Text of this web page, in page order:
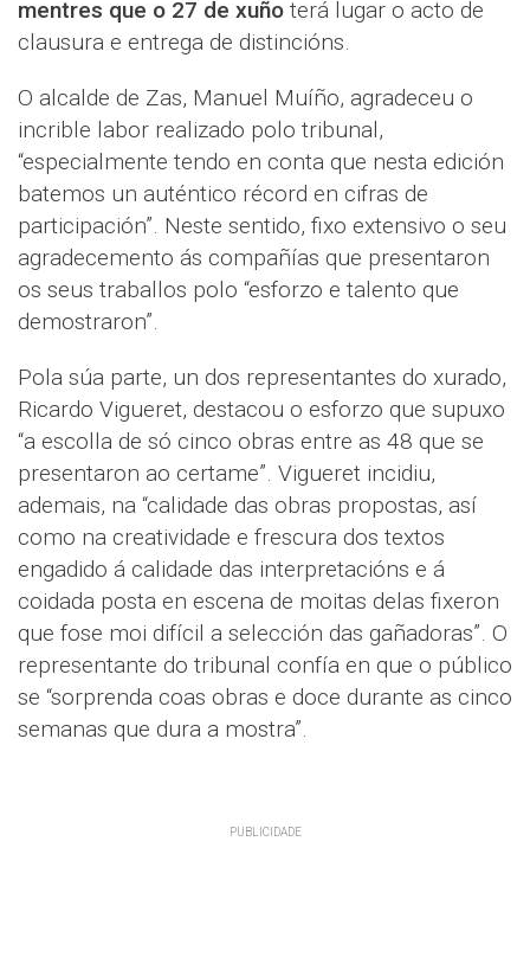
mentres que o 27 de xuño terá lugar o acto de
clausura e entrega de distincións.
O alcalde de Zas, Manuel Muíño, agradeceu o
incrible labor realizado polo tribunal,
“especialmente tendo en conta que nesta edición
batemos un auténtico récord en cifras de
participación”. Neste sentido, fixo extensivo o seu
agradecemento ás compañías que presentaron
os seus traballos polo “esforzo e talento que
demostraron”.
Pola súa parte, un dos representantes do xurado,
Ricardo Vigueret, destacou o esforzo que supuxo
“a escolla de só cinco obras entre as 48 que se
presentaron ao certame”. Vigueret incidiu,
ademais, na “calidade das obras propostas, así
como na creatividade e frescura dos textos
engadido á calidade das interpretacións e á
coidada posta en escena de moitas delas fixeron
que fose moi difícil a selección das gañadoras”. O
representante do tribunal confía en que o público
se “sorprenda coas obras e doce durante as cinco
semanas que dura a mostra”.